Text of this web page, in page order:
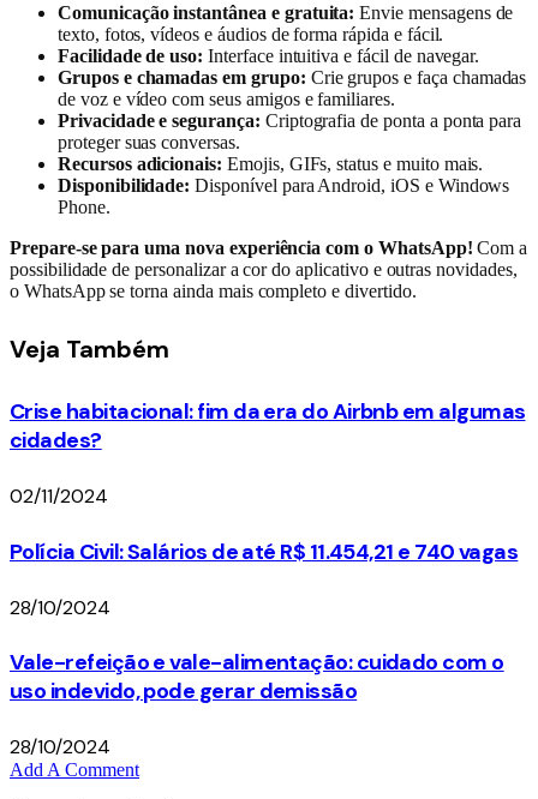
Comunicação instantânea e gratuita: Envie mensagens de
texto, fotos, vídeos e áudios de forma rápida e fácil.
Facilidade de uso: Interface intuitiva e fácil de navegar.
Grupos e chamadas em grupo: Crie grupos e faça chamadas
de voz e vídeo com seus amigos e familiares.
Privacidade e segurança: Criptografia de ponta a ponta para
proteger suas conversas.
Recursos adicionais: Emojis, GIFs, status e muito mais.
Disponibilidade: Disponível para Android, iOS e Windows
Phone.
Prepare-se para uma nova experiência com o WhatsApp! Com a
possibilidade de personalizar a cor do aplicativo e outras novidades,
o WhatsApp se torna ainda mais completo e divertido.
Veja Também
Crise habitacional: fim da era do Airbnb em algumas
cidades?
02/11/2024
Polícia Civil: Salários de até R$ 11.454,21 e 740 vagas
28/10/2024
Vale-refeição e vale-alimentação: cuidado com o
uso indevido, pode gerar demissão
28/10/2024
Add A Comment